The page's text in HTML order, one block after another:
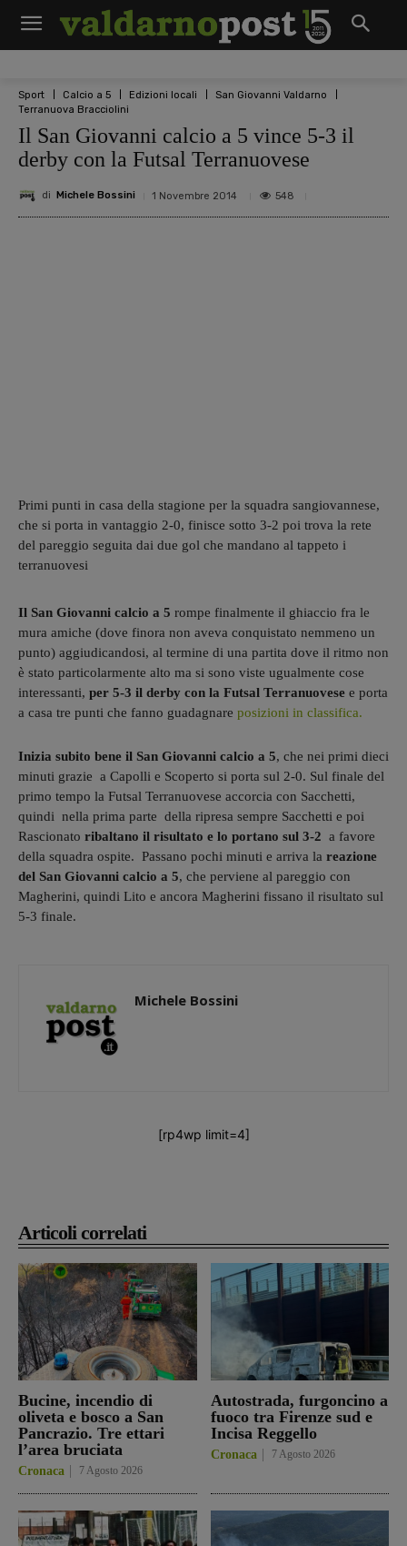
Sport Calcio a 5 Edizioni locali
San Giovanni Valdarno
Terranuova Bracciolini
Il San Giovanni calcio a 5 vince 5-3 il
derby con la Futsal Terranuovese
di Michele Bossini 1 Novembre 2014 548
Articoli correlati
Bucine, incendio di
oliveta e bosco a San
Pancrazio. Tre ettari
l’area bruciata
Cronaca 7 Agosto 2026
Autostrada, furgoncino a
fuoco tra Firenze sud e
Incisa Reggello
Cronaca 7 Agosto 2026
Primi punti in casa della stagione per la squadra sangiovannese,
che si porta in vantaggio 2-0, finisce sotto 3-2 poi trova la rete
del pareggio seguita dai due gol che mandano al tappeto i
terranuovesi
Il San Giovanni calcio a 5 rompe finalmente il ghiaccio fra le
mura amiche (dove finora non aveva conquistato nemmeno un
punto) aggiudicandosi, al termine di una partita dove il ritmo non
è stato particolarmente alto ma si sono viste ugualmente cose
interessanti, per 5-3 il derby con la Futsal Terranuovese e porta
a casa tre punti che fanno guadagnare posizioni in classifica.
Inizia subito bene il San Giovanni calcio a 5, che nei primi dieci
minuti grazie a Capolli e Scoperto si porta sul 2-0. Sul finale del
primo tempo la Futsal Terranuovese accorcia con Sacchetti,
quindi nella prima parte della ripresa sempre Sacchetti e poi
Rascionato ribaltano il risultato e lo portano sul 3-2 a favore
della squadra ospite. Passano pochi minuti e arriva la reazione
del San Giovanni calcio a 5, che perviene al pareggio con
Magherini, quindi Lito e ancora Magherini fissano il risultato sul
5-3 finale.
Michele Bossini
[rp4wp limit=4]